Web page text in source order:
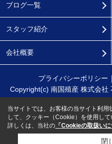
ブログ一覧
スタッフ紹介
会社概要
プライバシーポリシー
Copyright(c) 南国殖産 株式会社
当サイトでは、お客様の当サイト利用
して、クッキー（Cookie）を使用して
詳しくは、当社の 「Cookieの取扱いに
閉